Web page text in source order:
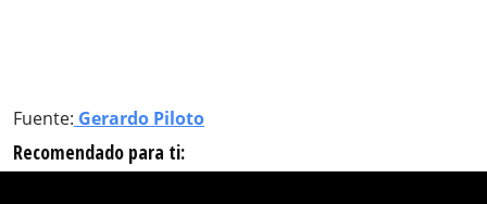
Fuente: Gerardo Piloto
Recomendado para ti: